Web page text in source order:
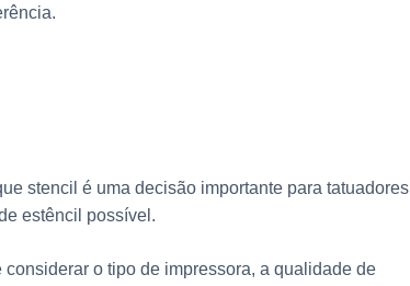
stencil é uma decisão importante para tatuadores
estêncil possível.
o tipo de impressora, a qualidade de